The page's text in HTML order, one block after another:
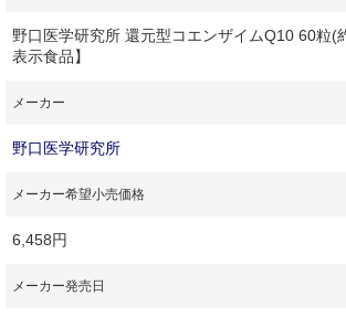
野口医学研究所 還元型コエンザイムQ10 60粒(
表示食品】
メーカー
野口医学研究所
メーカー希望小売価格
6,458円
メーカー発売日